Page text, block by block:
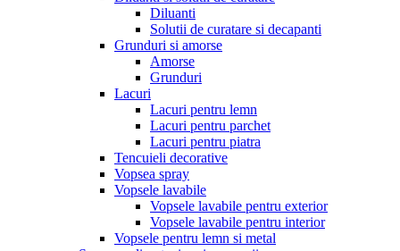
Diluanti
Solutii de curatare si decapanti
Grunduri si amorse
Amorse
Grunduri
Lacuri
Lacuri pentru lemn
Lacuri pentru parchet
Lacuri pentru piatra
Tencuieli decorative
Vopsea spray
Vopsele lavabile
Vopsele lavabile pentru exterior
Vopsele lavabile pentru interior
Vopsele pentru lemn si metal